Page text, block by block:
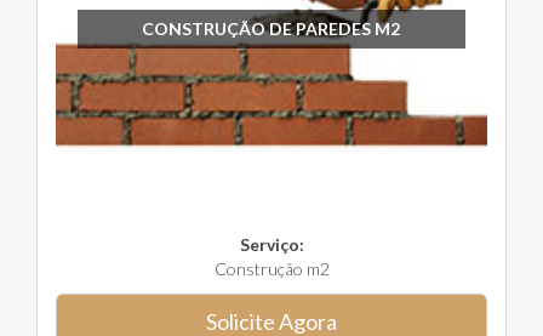
CONSTRUÇÃO DE PAREDES M2
Serviço:
Construção m2
Solicite Agora